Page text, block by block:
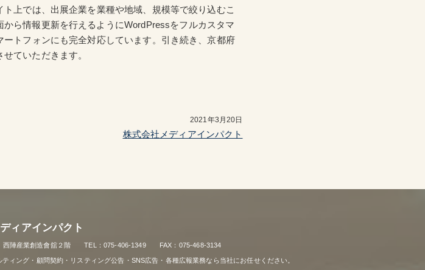
上では、出展企業を業種や地域、規模等で絞り込むこ
ら情報更新を行えるようにWordPressをフルカスタマ
トフォンにも完全対応しています。引き続き、京都府
ていただきます。
2021年3月20日
株式会社メディアインパクト
ィアインパクト
西陣産業創造會舘２階 TEL：075-406-1349 FAX：075-468-3134
ィング・顧問契約・リスティング公告・SNS広告・各種広報業務なら当社にお任せください。